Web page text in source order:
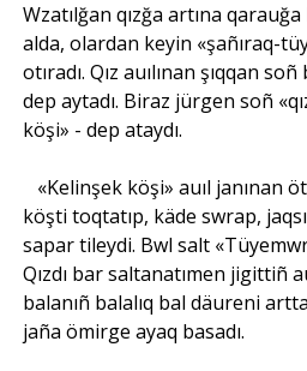
Wzatılğan qızğa artına
alda, olardan keyin «şañıraq-
otıradı. Qız auılınan şıqqan
dep aytadı. Biraz jürgen soñ
köşi» - dep ataydı.
«Kelinşek köşi» auıl janınan
köşti toqtatıp, käde swrap,
sapar tileydi. Bwl salt
Qızdı bar saltanatımen jigittiñ
balanıñ balalıq bal däureni
jaña ömirge ayaq basadı.